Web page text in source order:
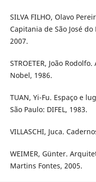
SILVA FILHO, Olavo
Capitania de São José
2007.
STROETER, João
Nobel, 1986.
TUAN, Yi-Fu. Espaço e
São Paulo: DIFEL, 1983.
VILLASCHI, Juca.
WEIMER, Günter.
Martins Fontes, 2005.